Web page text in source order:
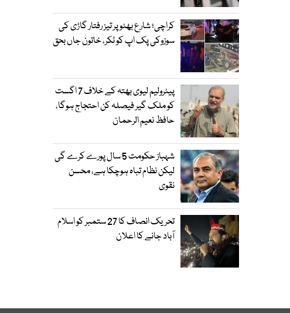
کراچی؛ شارع بھٹو پر تیز رفتار گاڑی کی
سوزوکی پک اپ کو ٹکر، خاتون جاں بحق
پیٹرولیم لیوی بھتہ کے خلاف 7 اگست
کو ملک گیر فیصلہ کن احتجاج ہوگا،
حافظ نعیم الرحمان
شہباز حکومت 5 سال پورے کرے گی
لیکن نظام تباہ ہوچکا ہے، محسن
نقوی
تحریک انصاف کا 27 ستمبر کو اسلام
آباد جانے کا اعلان